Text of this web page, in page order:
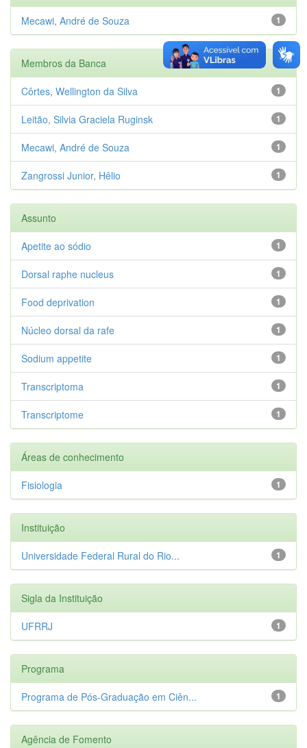
1
Mecawi, André de Souza
Membros da Banca
1
Côrtes, Wellington da Silva
1
Leitão, Silvia Graciela Ruginsk
1
Mecawi, André de Souza
1
Zangrossi Junior, Hêlio
Assunto
1
Apetite ao sódio
1
Dorsal raphe nucleus
1
Food deprivation
1
Núcleo dorsal da rafe
1
Sodium appetite
1
Transcriptoma
1
Transcriptome
Áreas de conhecimento
1
Fisiologia
Instituição
1
Universidade Federal Rural do Rio...
Sigla da Instituição
1
UFRRJ
Programa
1
Programa de Pós-Graduação em Ciên...
Agência de Fomento